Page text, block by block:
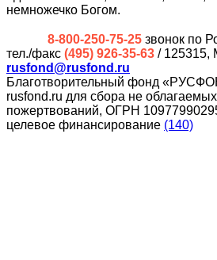
немножечко Богом.
8-800-250-75-25 звонок по
тел./факс (495) 926-35-63 / 125315,
rusfond@rusfond.ru
Благотворительный фонд
rusfond.ru для сбора не
пожертвований, ОГРН
целевое финансирование (140)